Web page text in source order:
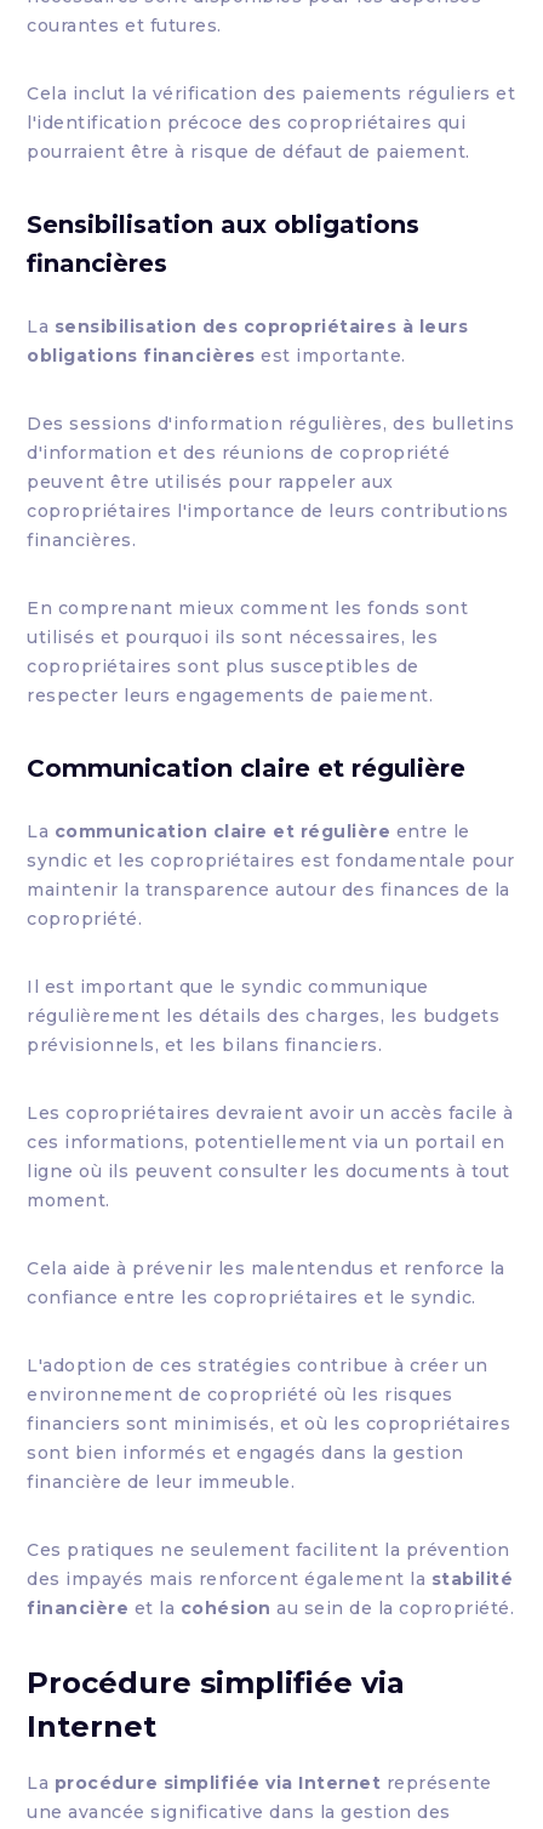
courantes et futures.
Cela inclut la vérification des paiements réguliers et
l'identification précoce des copropriétaires qui
pourraient être à risque de défaut de paiement.
Sensibilisation aux obligations
financières
La sensibilisation des copropriétaires à leurs
obligations financières est importante.
Des sessions d'information régulières, des bulletins
d'information et des réunions de copropriété
peuvent être utilisés pour rappeler aux
copropriétaires l'importance de leurs contributions
financières.
En comprenant mieux comment les fonds sont
utilisés et pourquoi ils sont nécessaires, les
copropriétaires sont plus susceptibles de
respecter leurs engagements de paiement.
Communication claire et régulière
La communication claire et régulière entre le
syndic et les copropriétaires est fondamentale pour
maintenir la transparence autour des finances de la
copropriété.
Il est important que le syndic communique
régulièrement les détails des charges, les budgets
prévisionnels, et les bilans financiers.
Les copropriétaires devraient avoir un accès facile à
ces informations, potentiellement via un portail en
ligne où ils peuvent consulter les documents à tout
moment.
Cela aide à prévenir les malentendus et renforce la
confiance entre les copropriétaires et le syndic.
L'adoption de ces stratégies contribue à créer un
environnement de copropriété où les risques
financiers sont minimisés, et où les copropriétaires
sont bien informés et engagés dans la gestion
financière de leur immeuble.
Ces pratiques ne seulement facilitent la prévention
des impayés mais renforcent également la stabilité
financière et la cohésion au sein de la copropriété.
Procédure simplifiée via
Internet
La procédure simplifiée via Internet représente
une avancée significative dans la gestion des